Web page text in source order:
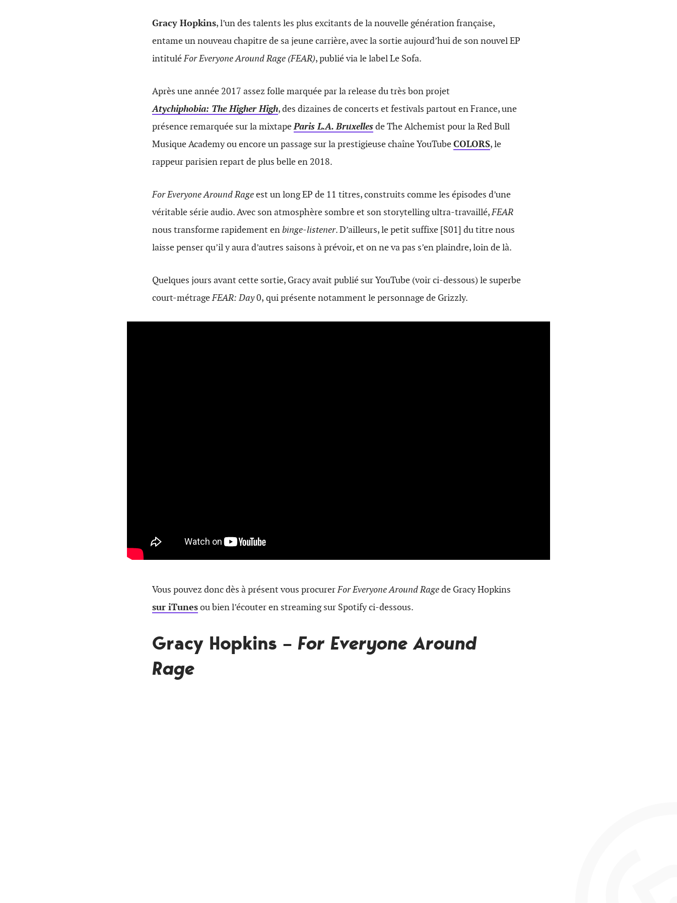
Gracy Hopkins, l’un des talents les plus excitants de la nouvelle génération française,
entame un nouveau chapitre de sa jeune carrière, avec la sortie aujourd’hui de son nouvel EP
intituléFor Everyone Around Rage (FEAR), publié via le label Le Sofa.
Après une année 2017 assez folle marquée par la release du très bon projet
Atychiphobia: The Higher High, des dizaines de concerts et festivals partout en France, une
présence remarquée sur la mixtapeParis L.A. Bruxellesde The Alchemist pour la Red Bull
Musique Academy ou encore un passage sur la prestigieuse chaîne YouTubeCOLORS, le
rappeur parisien repart de plus belle en 2018.
For Everyone Around Rageest un long EP de 11 titres, construits comme les épisodes d’une
véritable série audio. Avec son atmosphère sombre et son storytelling ultra-travaillé,FEAR
nous transforme rapidement enbinge-listener. D’ailleurs, le petit suffixe [S01] du titre nous
laisse penser qu’il y aura d’autres saisons à prévoir, et on ne va pas s’en plaindre, loin de là.
Quelques jours avant cette sortie, Gracy avait publié sur YouTube (voir ci-dessous) le superbe
court-métrageFEAR: Day0, qui présente notamment le personnage de Grizzly.
Vous pouvez donc dès à présent vous procurerFor Everyone Around Ragede Gracy Hopkins
sur iTunesou bien l’écouter en streaming sur Spotify ci-dessous.
Gracy Hopkins – For Everyone Around
Rage